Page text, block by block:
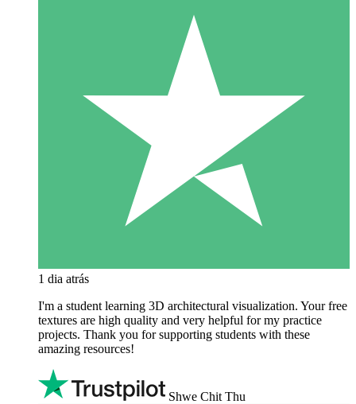
1 dia atrás
I'm a student learning 3D architectural visualization. Your free
textures are high quality and very helpful for my practice
projects. Thank you for supporting students with these
amazing resources!
Shwe Chit Thu